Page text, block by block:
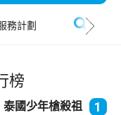
務計劃
榜
泰國少年槍殺祖
1